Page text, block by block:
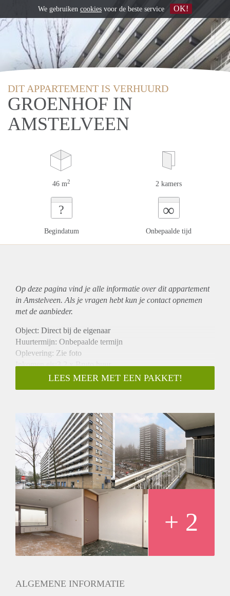
DIT APPARTEMENT IS VERHUURD
GROENHOF IN
AMSTELVEEN
46 m2 2 kamers
?
Begindatum
∞
Onbepaalde tijd
Op deze pagina vind je alle informatie over ditappartement
in Amstelveen. Als je vragen hebt kun je contact opnemen
met de aanbieder.
Object: Direct bij de eigenaar
Huurtermijn: Onbepaalde termijn
Oplevering: Zie foto
Inkomen eis:3,2 x Bruto huur
Garantiestelling mogelijk: Ja
Borg: 1 Maand
Huisdieren toegestaan: Afhankelijk van de Eigenaar
Huurtoeslag grens: Nee
Geschikt voor studenten: Afhankelijk van de Eigenaar
LEES MEER MET EEN PAKKET!
+ 2
ALGEMENE INFORMATIE
We gebruiken cookies voor de beste service OK!